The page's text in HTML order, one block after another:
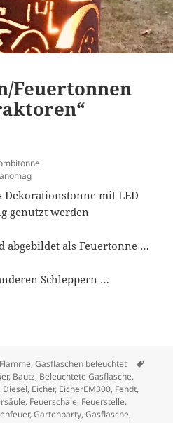
Feuertonnen
Dekorationstonne mit LED
genutzt werden
abgebildet als Feuertonne …
Schleppern …
„Bulldog – Traktoren“
,Gasflaschen beleuchtet
, Bautz, Beleuchtete Gasflasche,
Diesel, Eicher, EicherEM300, Fendt,
, Feuerschale, Feuerstelle,
,Gartenparty,Gasflasche,